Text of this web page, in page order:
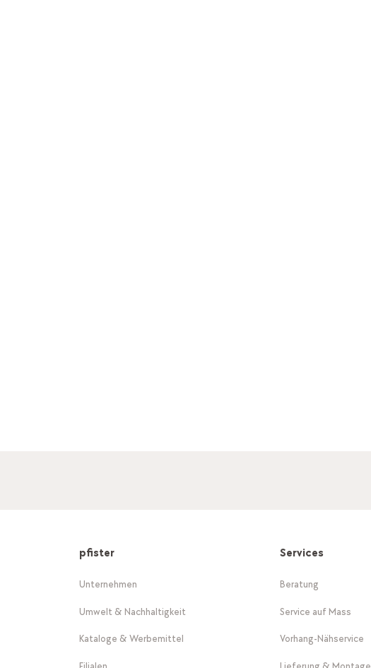
pfister
Unternehmen
Umwelt & Nachhaltigkeit
Kataloge & Werbemittel
Services
Beratung
Service auf Mass
Vorhang-Nähservice